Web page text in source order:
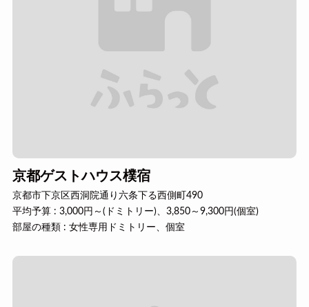
京都ゲストハウス樸宿
京都市下京区西洞院通り六条下る西側町490
平均予算 : 3,000円～(ドミトリー)、3,850～9,300円(個室)
部屋の種類 : 女性専用ドミトリー、個室